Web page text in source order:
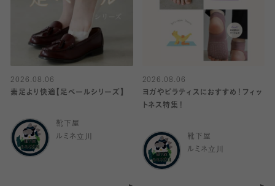
2026.08.06
素足より快適【足ベールシリーズ】
靴下屋
ルミネ立川
2026.08.06
ヨガやピラティスにおすすめ！フィッ
トネス特集！
靴下屋
ルミネ立川